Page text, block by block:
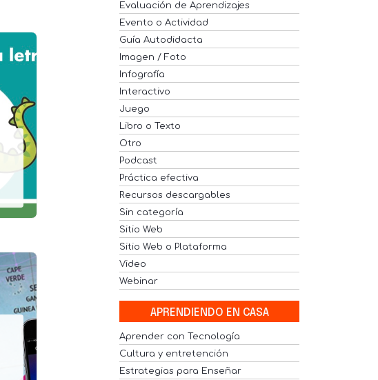
Evaluación de Aprendizajes
Evento o Actividad
Guía Autodidacta
Imagen / Foto
Infografía
Interactivo
Juego
Libro o Texto
Otro
Podcast
Práctica efectiva
Recursos descargables
Sin categoría
Sitio Web
Sitio Web o Plataforma
Video
Webinar
APRENDIENDO EN CASA
Aprender con Tecnología
Cultura y entretención
Estrategias para Enseñar